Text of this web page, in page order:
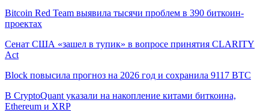
Bitcoin Red Team выявила тысячи проблем в 390 биткоин-
проектах
Сенат США «зашел в тупик» в вопросе принятия CLARITY
Act
Block повысила прогноз на 2026 год и сохранила 9117 BTC
В CryptoQuant указали на накопление китами биткоина,
Ethereum и XRP